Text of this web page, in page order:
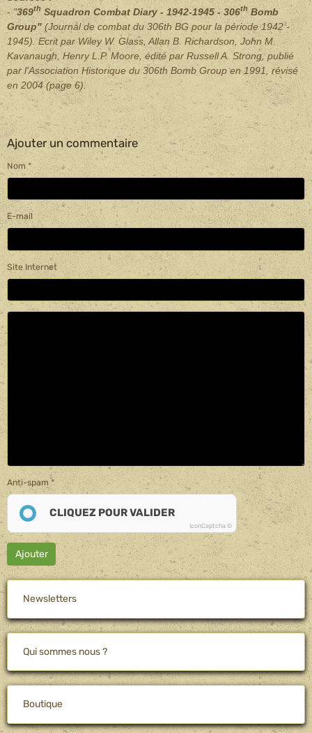
- "369thSquadron Combat Diary - 1942-1945 - 306thBomb
Group" (Journal de combat du 306th BG pour la période 1942 -
1945). Ecrit par Wiley W. Glass, Allan B. Richardson, John M.
Kavanaugh, Henry L.P. Moore, édité par Russell A. Strong, publié
par l'Association Historique du 306th Bomb Group en 1991, révisé
en 2004 (page 6).
Ajouter un commentaire
Nom
E-mail
Site Internet
Anti-spam
CLIQUEZ POUR VALIDER
IconCaptcha ©
Ajouter
Newsletters
Qui sommes nous ?
Boutique